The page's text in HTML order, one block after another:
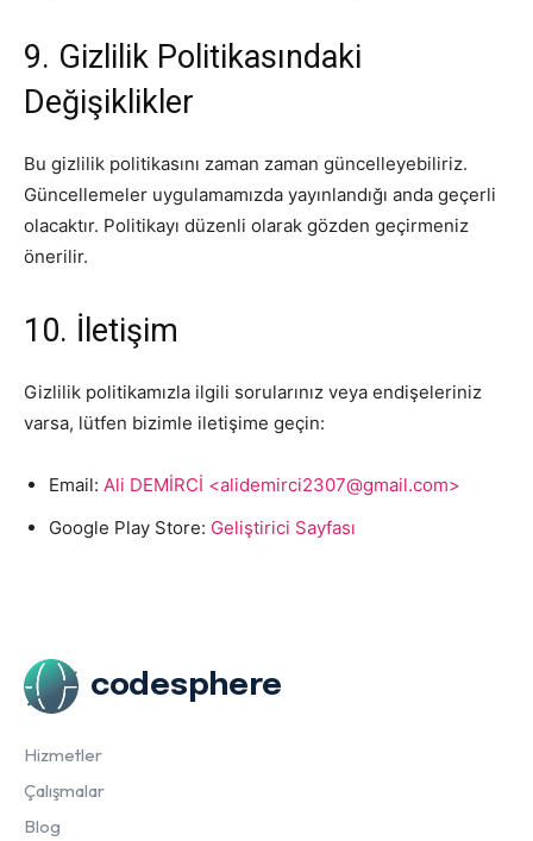
9. Gizlilik Politikasındaki
Değişiklikler
Bu gizlilik politikasını zaman zaman güncelleyebiliriz.
Güncellemeler uygulamamızda yayınlandığı anda geçerli
olacaktır. Politikayı düzenli olarak gözden geçirmeniz
önerilir.
10. İletişim
Gizlilik politikamızla ilgili sorularınız veya endişeleriniz
varsa, lütfen bizimle iletişime geçin:
Email: Ali DEMİRCİ <alidemirci2307@gmail.com>
Google Play Store: Geliştirici Sayfası
codesphere
Hizmetler
Çalışmalar
Blog